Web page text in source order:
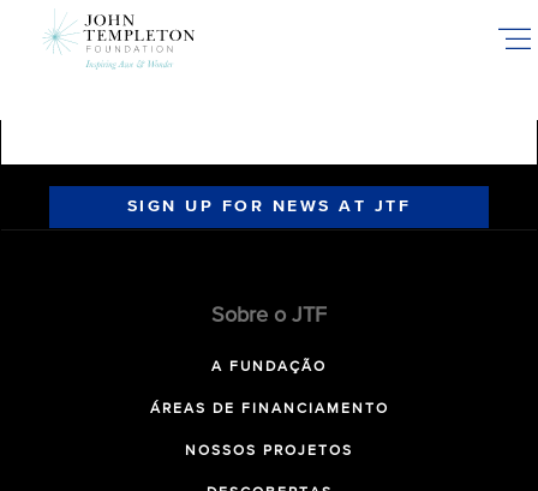
SIGN UP FOR NEWS AT JTF
Sobre o JTF
A FUNDAÇÃO
ÁREAS DE FINANCIAMENTO
NOSSOS PROJETOS